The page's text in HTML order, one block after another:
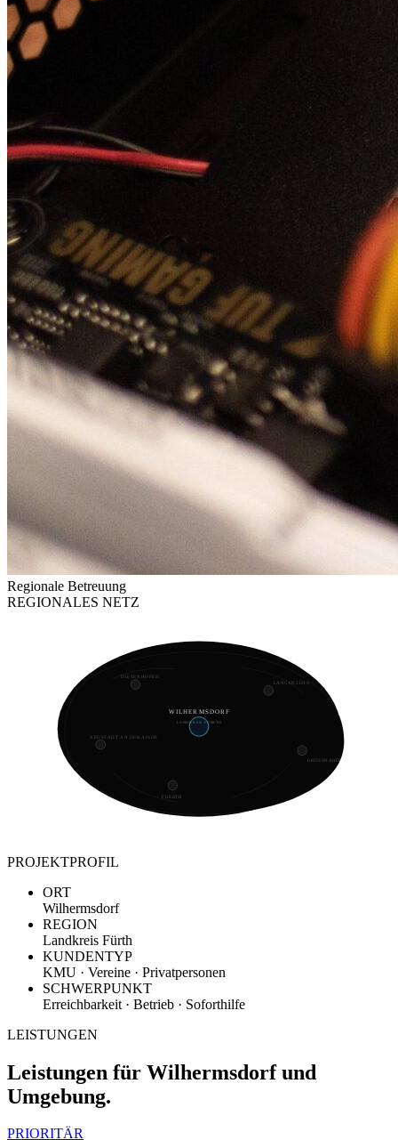
Regionale Betreuung
REGIONALES NETZ
WILHERMSDORF
LANDKREIS FUERTH
DIETENHOFEN
LANGENZENN
GROSSHABERSDORF
FUERTH
NEUSTADT AN DER AISCH
PROJEKTPROFIL
ORT
Wilhermsdorf
REGION
Landkreis Fürth
KUNDENTYP
KMU · Vereine · Privatpersonen
SCHWERPUNKT
Erreichbarkeit · Betrieb · Soforthilfe
LEISTUNGEN
Leistungen für Wilhermsdorf und
Umgebung.
PRIORITÄR